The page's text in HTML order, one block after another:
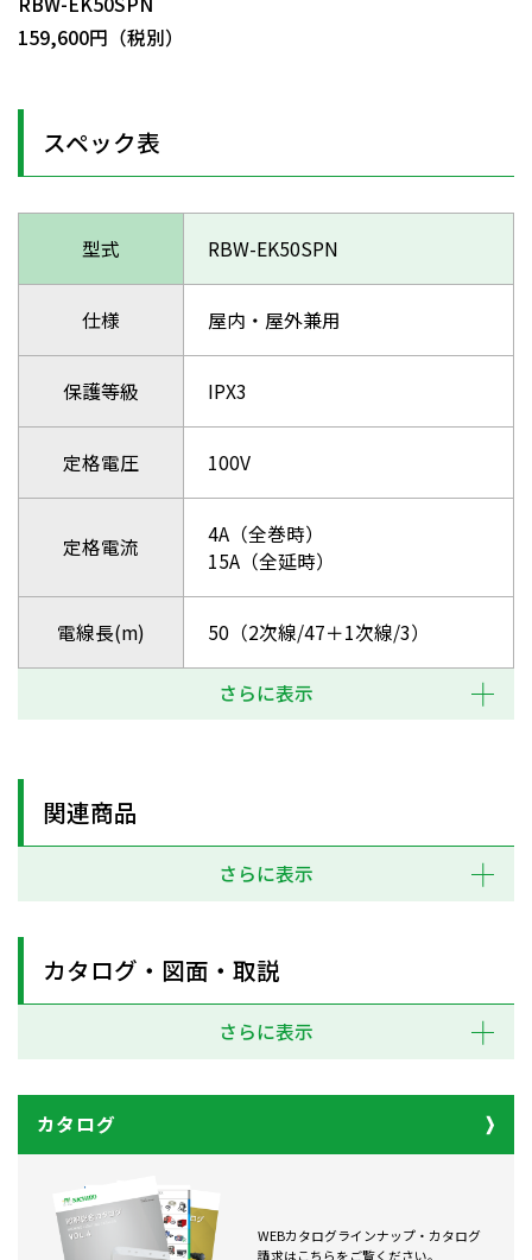
159,600円（税別）
スペック表
型式 RBW-EK50SPN
仕様 屋内・屋外兼用
保護等級 IPX3
定格電圧 100V
定格電流
4A（全巻時）
15A（全延時）
電線長(m) 50（2次線/47＋1次線/3）
さらに表示
関連商品
さらに表示
カタログ・図面・取説
さらに表示
カタログ
WEBカタログラインナップ・カタログ
請求はこちらをご覧ください。